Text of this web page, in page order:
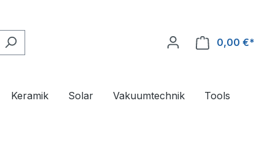
0,00 €*
Keramik Solar Vakuumtechnik Tools